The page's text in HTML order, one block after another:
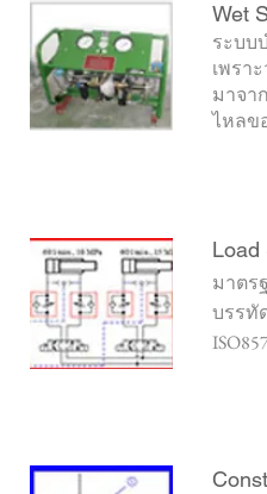
Wet
ระบบ
เพรา
มาจา
ไหลข
Load
มาตร
บรรทั